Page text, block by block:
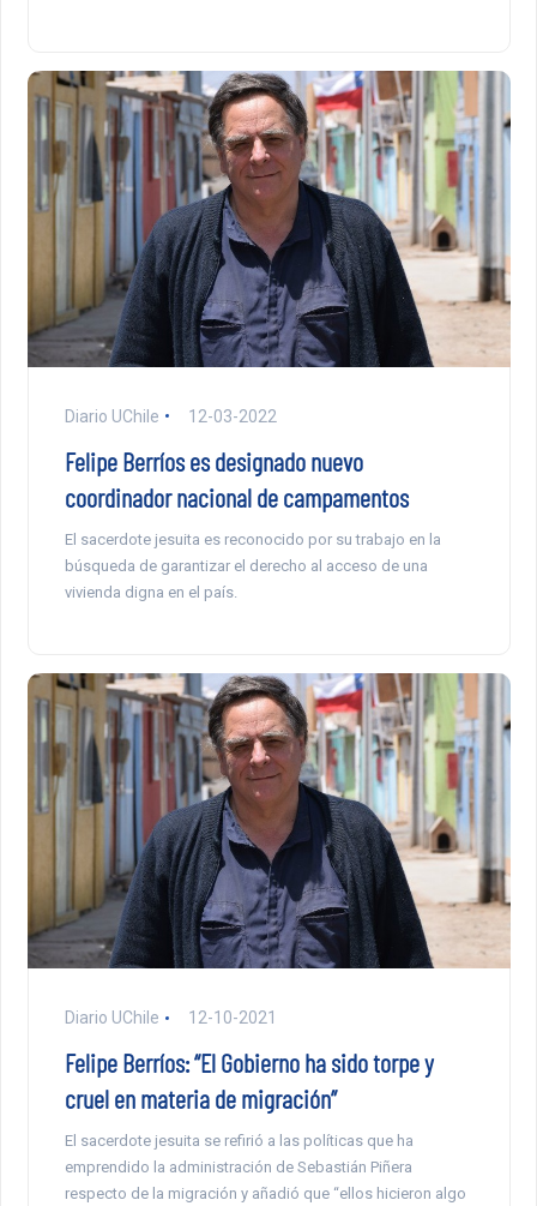
Diario UChile 12-03-2022
Felipe Berríos es designado nuevo
coordinador nacional de campamentos
El sacerdote jesuita es reconocido por su trabajo en la
búsqueda de garantizar el derecho al acceso de una
vivienda digna en el país.
Diario UChile 12-10-2021
Felipe Berríos: “El Gobierno ha sido torpe y
cruel en materia de migración”
El sacerdote jesuita se refirió a las políticas que ha
emprendido la administración de Sebastián Piñera
respecto de la migración y añadió que “ellos hicieron algo